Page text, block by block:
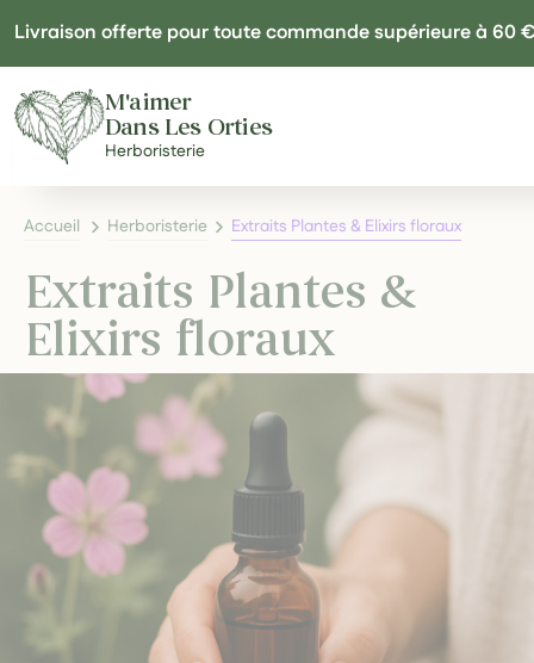
Livraison offerte pour toute commande supérieure à 60 €
M'aimer
Dans Les Orties
Herboristerie
Accueil Herboristerie Extraits Plantes & Elixirs floraux
Extraits Plantes &
Elixirs floraux